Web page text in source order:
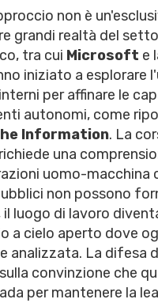
non è
grandi realtà del
tra cui Microsoft e
iniziato a esplorare
per affinare le
autonomi, come
Information. La
una
uomo-macchina
non possono
luogo di lavoro
a cielo aperto dove
analizzata. La difesa
convinzione che
per mantenere la